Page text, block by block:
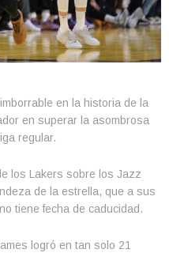
en la historia de la
en superar la asombrosa
regular.
los Lakers sobre los Jazz
de la estrella, que a sus
tiene fecha de caducidad.
logró en tan solo 21